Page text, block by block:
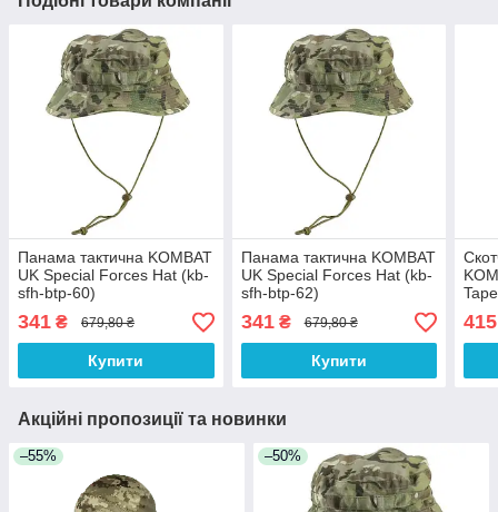
Панама тактична KOMBAT
UK Special Forces Hat (kb-
sfh-btp-60)
341 ₴ 679,80 ₴
Купити
Панама тактична KOMBAT
UK Special Forces Hat (kb-
sfh-btp-62)
341₴ 679,80 ₴
Купити
Акційні пропозиції та новинки
–55% –50%